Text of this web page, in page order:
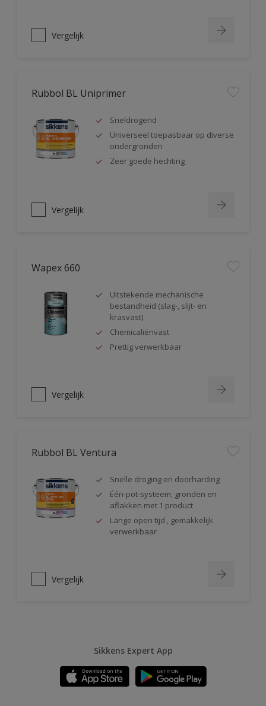
Vergelijk
Rubbol BL Uniprimer
Sneldrogend
Universeel toepasbaar op diverse
ondergronden
Zeer goede hechting
Vergelijk
Wapex 660
Uitstekende mechanische
bestandheid (slag-, slijt- en
krasvast)
Chemicaliënvast
Prettig verwerkbaar
Vergelijk
Rubbol BL Ventura
Snelle droging en doorharding
Één-pot-systeem; gronden en
aflakken met 1 product
Lange open tijd , gemakkelijk
verwerkbaar
Vergelijk
Sikkens Expert App